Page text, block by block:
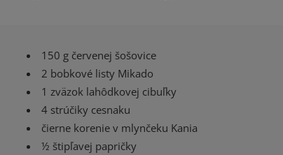
150 g červenej šošovice
2 bobkové listy Mikado
1 zväzok lahôdkovej cibuľky
4 strúčiky cesnaku
čierne korenie v mlynčeku Kania
½ štipľavej papričky